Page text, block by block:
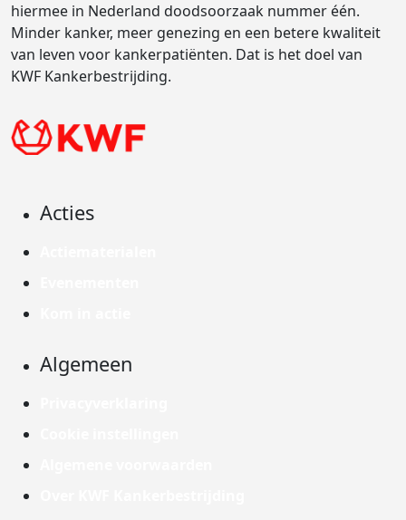
hiermee in Nederland doodsoorzaak nummer één.
Minder kanker, meer genezing en een betere kwaliteit
van leven voor kankerpatiënten. Dat is het doel van
KWF Kankerbestrijding.
Acties
Algemeen